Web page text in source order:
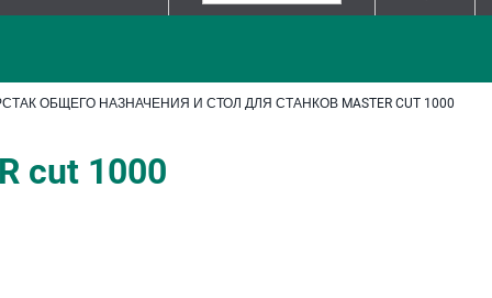
ОБЩЕГО НАЗНАЧЕНИЯ И СТОЛ ДЛЯ СТАНКОВ MASTER CUT 1000
cut 1000